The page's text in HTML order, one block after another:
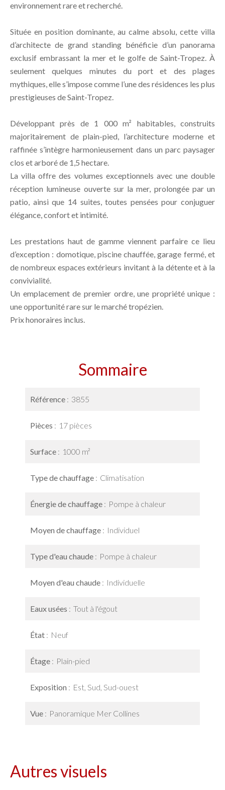
environnement rare et recherché.
Située en position dominante, au calme absolu, cette villa
d’architecte de grand standing bénéficie d’un panorama
exclusif embrassant la mer et le golfe de Saint-Tropez. À
seulement quelques minutes du port et des plages
mythiques, elle s’impose comme l’une des résidences les plus
prestigieuses de Saint-Tropez.
Développant près de 1 000 m² habitables, construits
majoritairement de plain-pied, l’architecture moderne et
raffinée s’intègre harmonieusement dans un parc paysager
clos et arboré de 1,5 hectare.
La villa offre des volumes exceptionnels avec une double
réception lumineuse ouverte sur la mer, prolongée par un
patio, ainsi que 14 suites, toutes pensées pour conjuguer
élégance, confort et intimité.
Les prestations haut de gamme viennent parfaire ce lieu
d’exception : domotique, piscine chauffée, garage fermé, et
de nombreux espaces extérieurs invitant à la détente et à la
convivialité.
Un emplacement de premier ordre, une propriété unique :
une opportunité rare sur le marché tropézien.
Prix honoraires inclus.
Sommaire
Référence 3855
Pièces 17 pièces
Surface 1000 m²
Type de chauffage Climatisation
Énergie de chauffage Pompe à chaleur
Moyen de chauffage Individuel
Type d'eau chaude Pompe à chaleur
Moyen d'eau chaude Individuelle
Eaux usées Tout à l'égout
État Neuf
Étage Plain-pied
Exposition Est, Sud, Sud-ouest
Vue Panoramique Mer Collines
Autres visuels